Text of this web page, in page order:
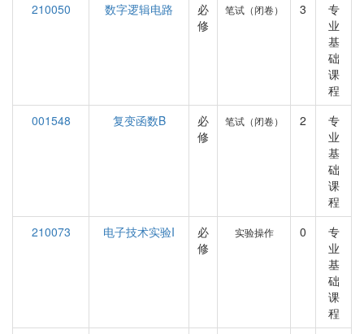
210050
数字逻辑电路
必
修
笔试（闭卷） 3
专
业
基
础
课
程
001548
复变函数B
必
修
笔试（闭卷） 2
专
业
基
础
课
程
210073
电子技术实验I
必
修
实验操作 0
专
业
基
础
课
程